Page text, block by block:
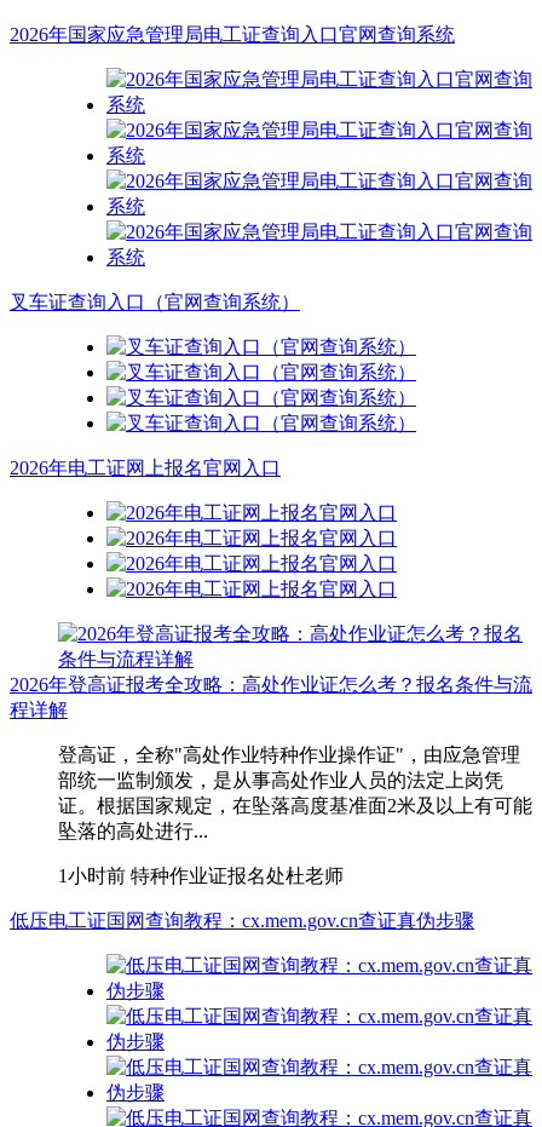
2026年国家应急管理局电工证查询入口官网查询系统
叉车证查询入口（官网查询系统）
2026年电工证网上报名官网入口
2026年登高证报考全攻略：高处作业证怎么考？报名条件与流
程详解
登高证，全称"高处作业特种作业操作证"，由应急管理
部统一监制颁发，是从事高处作业人员的法定上岗凭
证。根据国家规定，在坠落高度基准面2米及以上有可能
坠落的高处进行...
1小时前 特种作业证报名处杜老师
低压电工证国网查询教程：cx.mem.gov.cn查证真伪步骤